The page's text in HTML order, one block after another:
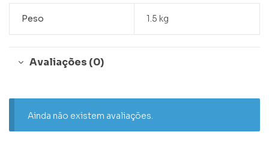
Peso 1.5 kg
Avaliações (0)
Ainda não existem avaliações.